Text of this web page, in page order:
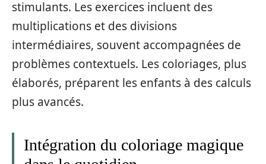
stimulants. Les exercices incluent des
multiplications et des divisions
intermédiaires, souvent accompagnées de
problèmes contextuels. Les coloriages, plus
élaborés, préparent les enfants à des calculs
plus avancés.
Intégration du coloriage magique